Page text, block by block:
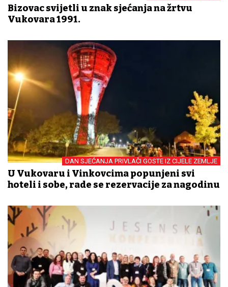
Bizovac svijetli u znak sjećanja na žrtvu
Vukovara 1991.
DAN SJEĆANJA PRIVLAČI GOSTE IZ CIJELE ZEMLJE
U Vukovaru i Vinkovcima popunjeni svi
hoteli i sobe, rade se rezervacije za nagodinu